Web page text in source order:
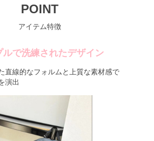
POINT
アイテム特徴
ルで洗練されたデザイン
直線的なフォルムと上質な素材感で
演出